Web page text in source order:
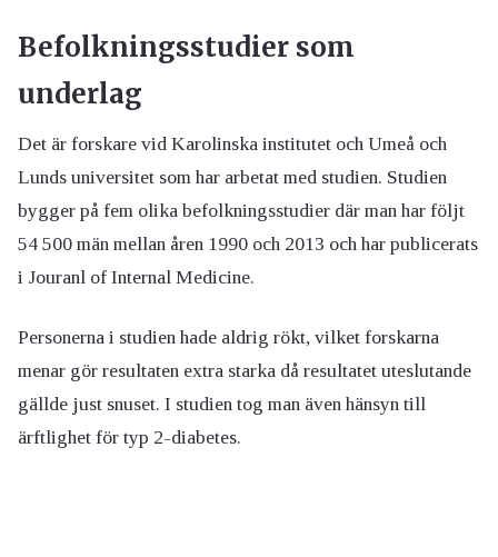
Befolkningsstudier som
underlag
Det är forskare vid Karolinska institutet och Umeå och
Lunds universitet som har arbetat med studien. Studien
bygger på fem olika befolkningsstudier där man har följt
54 500 män mellan åren 1990 och 2013 och har publicerats
i Jouranl of Internal Medicine.
Personerna i studien hade aldrig rökt, vilket forskarna
menar gör resultaten extra starka då resultatet uteslutande
gällde just snuset. I studien tog man även hänsyn till
ärftlighet för typ 2-diabetes.